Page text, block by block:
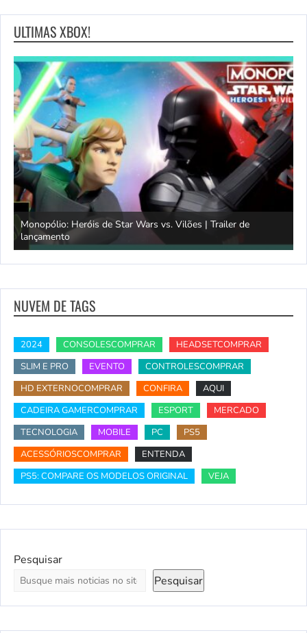
ULTIMAS XBOX!
Monopólio: Heróis de Star Wars vs. Vilões | Trailer de
lançamento
NUVEM DE TAGS
2024 CONSOLESCOMPRAR
HEADSETCOMPRAR
SLIM E PRO
EVENTO
CONTROLESCOMPRAR
HD EXTERNOCOMPRAR
CONFIRA
AQUI
CADEIRA GAMERCOMPRAR
ESPORT
MERCADO
TECNOLOGIA
MOBILE PC
PS5
ACESSÓRIOSCOMPRAR
ENTENDA
PS5: COMPARE OS MODELOS ORIGINAL
VEJA
Pesquisar
Pesquisar